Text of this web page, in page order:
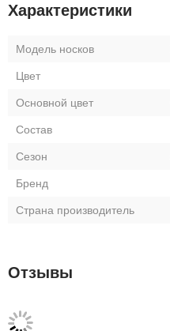
Характеристики
Модель носков
Цвет
Основной цвет
Состав
Сезон
Бренд
Страна производитель
Отзывы